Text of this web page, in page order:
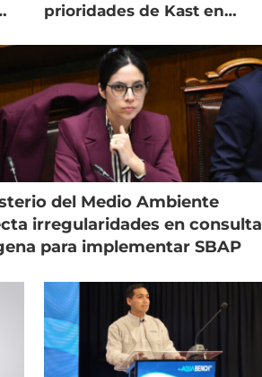
prioridades de Kast en
del Medio Ambiente
irregularidades en consulta
para implementar SBAP